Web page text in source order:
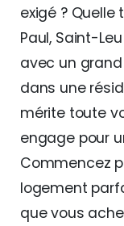
exigé ?
Paul, Saint-
avec un
dans une
mérite toute
engage pour
Commencez
logement
que vous